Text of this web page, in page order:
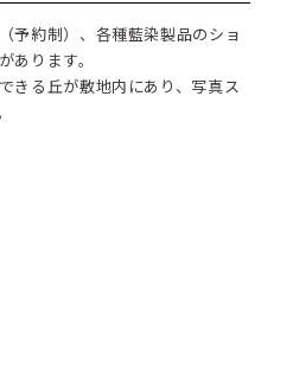
予約制）、各種藍染製品のショ
あります。
きる丘が敷地内にあり、写真ス